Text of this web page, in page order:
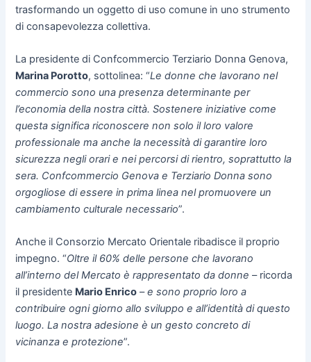
trasformando un oggetto di uso comune in uno strumento
di consapevolezza collettiva.
La presidente di Confcommercio Terziario Donna Genova,
Marina Porotto, sottolinea: “Le donne che lavorano nel
commercio sono una presenza determinante per
l’economia della nostra città. Sostenere iniziative come
questa significa riconoscere non solo il loro valore
professionale ma anche la necessità di garantire loro
sicurezza negli orari e nei percorsi di rientro, soprattutto la
sera. Confcommercio Genova e Terziario Donna sono
orgogliose di essere in prima linea nel promuovere un
cambiamento culturale necessario”.
Anche il Consorzio Mercato Orientale ribadisce il proprio
impegno. “Oltre il 60% delle persone che lavorano
all’interno del Mercato è rappresentato da donne – ricorda
il presidente Mario Enrico –e sono proprio loro a
contribuire ogni giorno allo sviluppo e all’identità di questo
luogo. La nostra adesione è un gesto concreto di
vicinanza e protezione”.